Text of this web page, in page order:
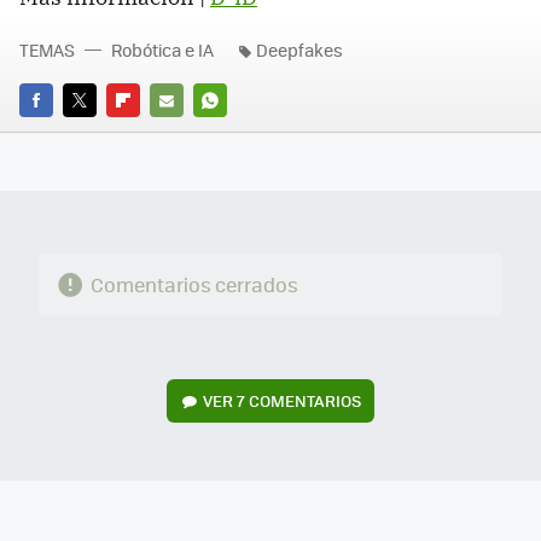
FACEBOOK
TWITTERFLIPBOARD
E-
WHATSAPP
TEMAS Robótica e IA Deepfakes
Comentarios cerrados
VER7 COMENTARIOS